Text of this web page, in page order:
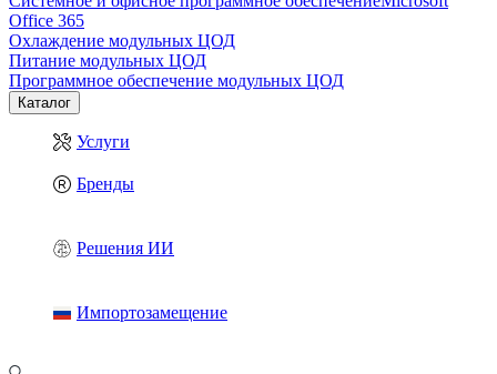
Office 365
Охлаждение модульных ЦОД
Питание модульных ЦОД
Программное обеспечение модульных ЦОД
Каталог
Услуги
Бренды
Решения ИИ
Импортозамещение